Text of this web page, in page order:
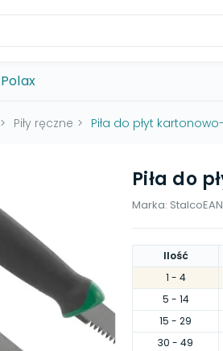
Polax
> Piły ręczne > Piła do płyt
Piła do
Marka: Stalco
Ilość
1 - 4
5 - 14
15 - 29
30 - 49